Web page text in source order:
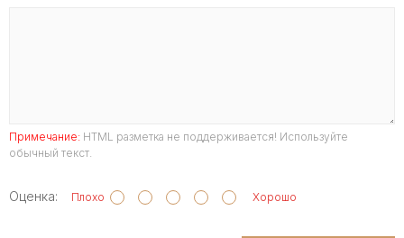
Примечание: HTML разметка не поддерживается! Используйте
обычный текст.
Оценка: Плохо Хорошо